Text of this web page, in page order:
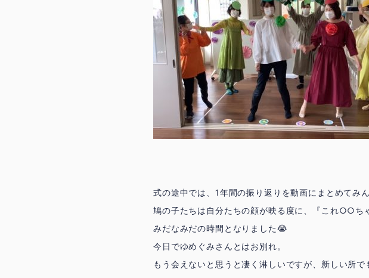
式の途中では、1年間の振り返りを動画にまとめてみ
鳩の子たちは自分たちの顔が映る度に、『これ○○ち
みだなみだの時間となりました😭
今日でゆめぐみさんとはお別れ。
もう会えないと思うと凄く淋しいですが、新しい所